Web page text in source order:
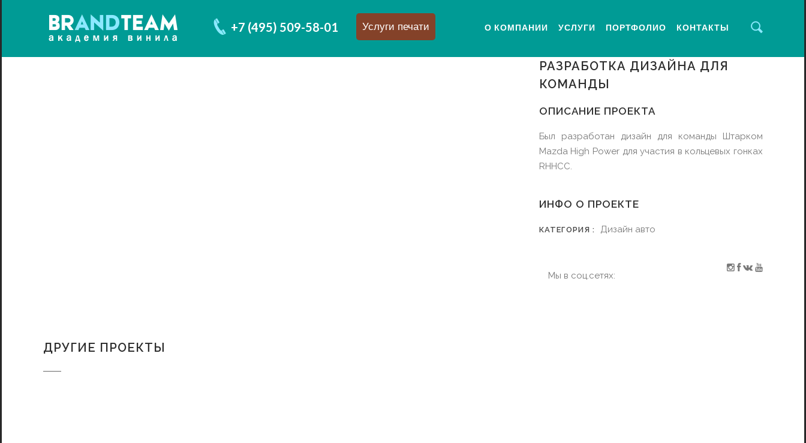
+7 (495) 509-58-01 Услуги печати О КОМПАНИИ УСЛУГИ ПОРТФОЛИО КОНТАКТЫ
РАЗРАБОТКА ДИЗАЙНА ДЛЯ
КОМАНДЫ
ОПИСАНИЕ ПРОЕКТА
Был разработан дизайн для команды Штарком
Mazda High Power для участия в кольцевых гонках
RHHCC.
ИНФО О ПРОЕКТЕ
КАТЕГОРИЯ : Дизайн авто
Мы в соц.сетях:
ДРУГИЕ ПРОЕКТЫ